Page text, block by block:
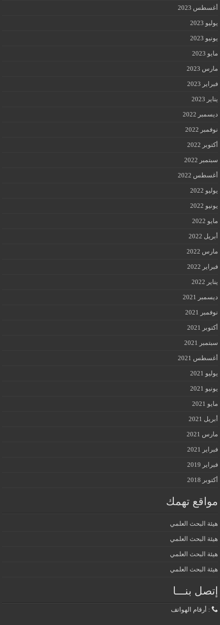
أغسطس 2023
يوليو 2023
يونيو 2023
مايو 2023
مارس 2023
فبراير 2023
يناير 2023
ديسمبر 2022
نوفمبر 2022
أكتوبر 2022
سبتمبر 2022
أغسطس 2022
يوليو 2022
يونيو 2022
مايو 2022
أبريل 2022
مارس 2022
فبراير 2022
يناير 2022
ديسمبر 2021
نوفمبر 2021
أكتوبر 2021
سبتمبر 2021
أغسطس 2021
يوليو 2021
يونيو 2021
مايو 2021
أبريل 2021
مارس 2021
فبراير 2021
فبراير 2019
أكتوبر 2018
مواقع تهمك
هيئة البحث العلمي
هيئة البحث العلمي
هيئة البحث العلمي
هيئة البحث العلمي
إتصل بنـــا
: أرقام الهواتف